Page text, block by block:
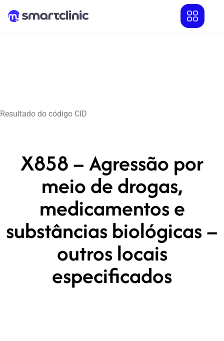
Resultado do código CID
X858 – Agressão por
meio de drogas,
medicamentos e
substâncias biológicas –
outros locais
especificados